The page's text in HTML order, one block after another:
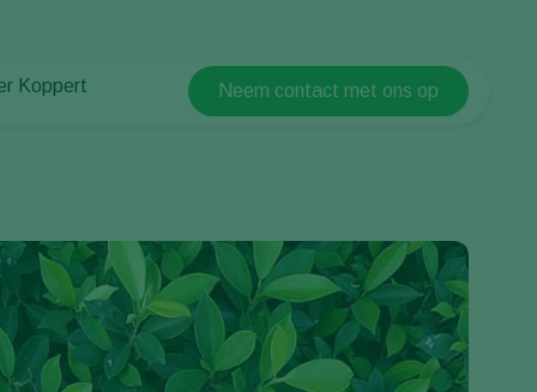
Koppert
Koppert Global
Brasil
Canada (English)
Canada (French)
Ecuador
Neem contact met ons op